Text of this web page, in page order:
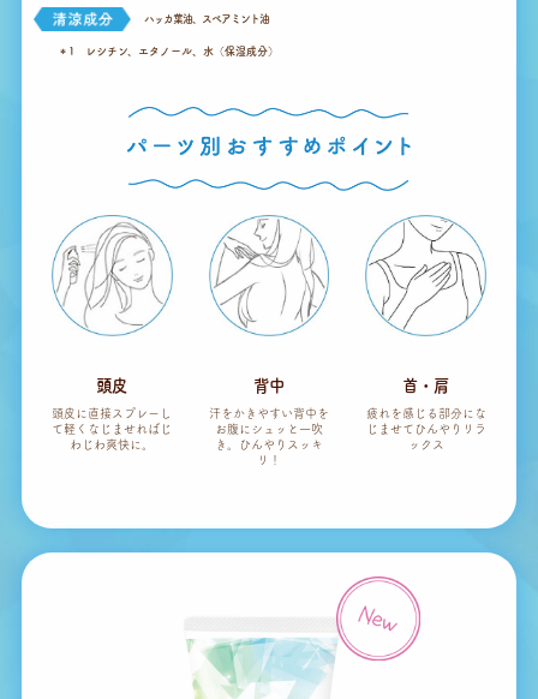
ハッカ葉油、スペアミント油
＊1 レシチン、エタノール、水（保湿成分）
頭皮
頭皮に直接スプレーし
て軽く なじませればじ
わじわ爽快に。
背中
汗をかきやすい背中を
お腹に シュッと一吹
き。ひんやりスッキ
リ！
首・肩
疲れを感じる部分にな
じませて ひんやりリラ
ックス